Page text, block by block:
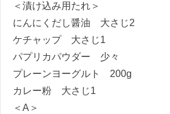
＜漬け込み用たれ＞
にんにくだし醤油 大さじ2
ケチャップ 大さじ1
パプリカパウダー 少々
プレーンヨーグルト 200g
カレー粉 大さじ1
＜A＞